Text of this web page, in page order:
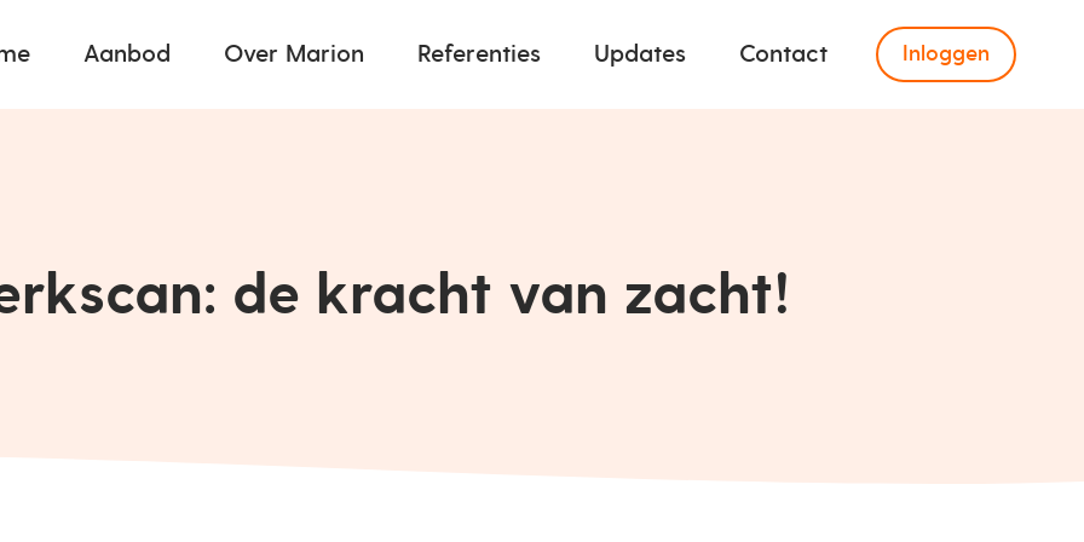
Aanbod Over Marion Referenties Updates Contact Inloggen
de kracht van zacht!